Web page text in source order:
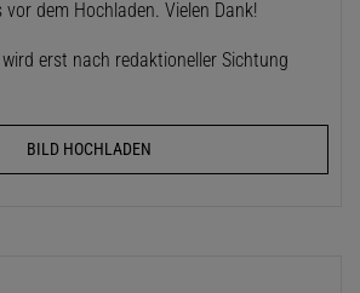
vor dem Hochladen. Vielen Dank!
wird erst nach redaktioneller Sichtung
BILD HOCHLADEN